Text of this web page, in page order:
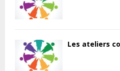
Les ateliers